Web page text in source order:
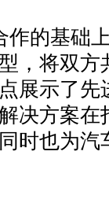
作的基础
，将双
展示了
决方案
时也为